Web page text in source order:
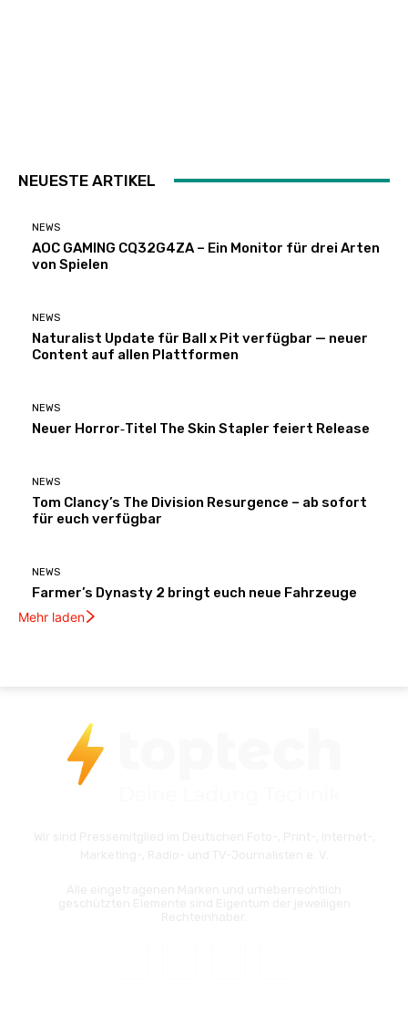
NEUESTE ARTIKEL
NEWS
AOC GAMING CQ32G4ZA – Ein Monitor für drei Arten
von Spielen
NEWS
Naturalist Update für Ball x Pit verfügbar — neuer
Content auf allen Plattformen
NEWS
Neuer Horror‑Titel The Skin Stapler feiert Release
NEWS
Tom Clancy’s The Division Resurgence – ab sofort
für euch verfügbar
NEWS
Farmer’s Dynasty 2 bringt euch neue Fahrzeuge
Mehr laden